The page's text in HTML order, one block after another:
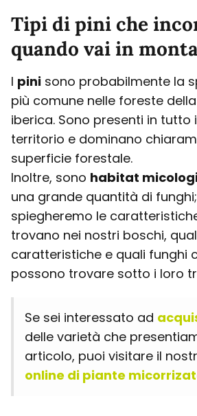
Tipi di pini che
quando vai in
I pini sono probabilmente la
più comune nelle foreste
iberica. Sono presenti in tutto
territorio e dominano
superficie forestale.
Inoltre, sono habitat
una grande quantità di
spiegheremo le
trovano nei nostri boschi,
caratteristiche e quali funghi
possono trovare sotto i loro
Se sei interessato ad
delle varietà che
articolo, puoi visitare il
online di piante